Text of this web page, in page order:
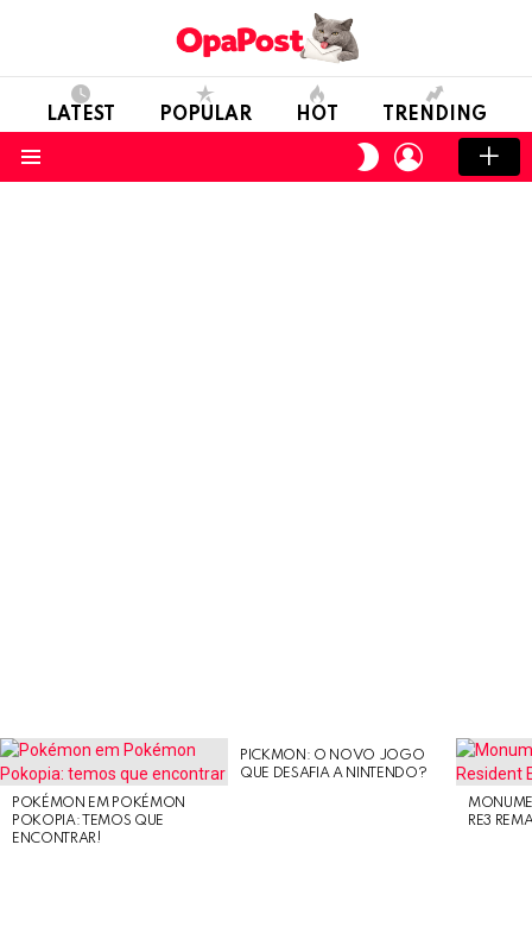
LATEST POPULAR HOT TRENDING
SWITCH
SKIN
LOGIN
LATEST
STORIES
POKÉMON EM POKÉMON
POKOPIA: TEMOS QUE
ENCONTRAR!
PICKMON: O NOVO JOGO
QUE DESAFIA A NINTENDO?
RE3